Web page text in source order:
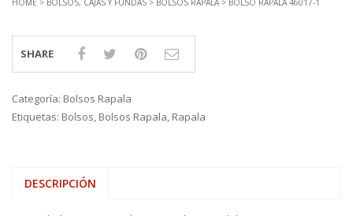
SHARE
Categoría: Bolsos Rapala
Etiquetas: Bolsos, Bolsos Rapala, Rapala
DESCRIPCIÓN